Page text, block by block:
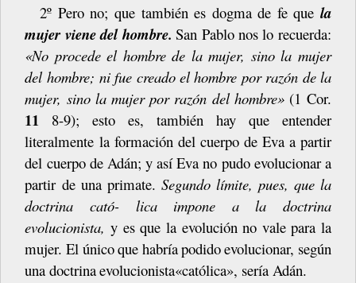
2º Pero no; que también es dogma de fe que la
mujer viene del hombre. San Pablo nos lo recuerda:
«No procede el hombre de la mujer, sino la mujer
del hombre; ni fue creado el hombre por razón de la
mujer, sino la mujer por razón del hombre» (1 Cor.
11 8-9); esto es, también hay que entender
literalmente la formación del cuerpo de Eva a partir
del cuerpo de Adán; y así Eva no pudo evolucionar a
partir de una primate. Segundo límite, pues, que la
doctrina cató- lica impone a la doctrina
evolucionista,y es que la evolución no vale para la
mujer. El únicoque habríapodidoevolucionar, según
una doctrinaevolucionista«católica», sería Adán.